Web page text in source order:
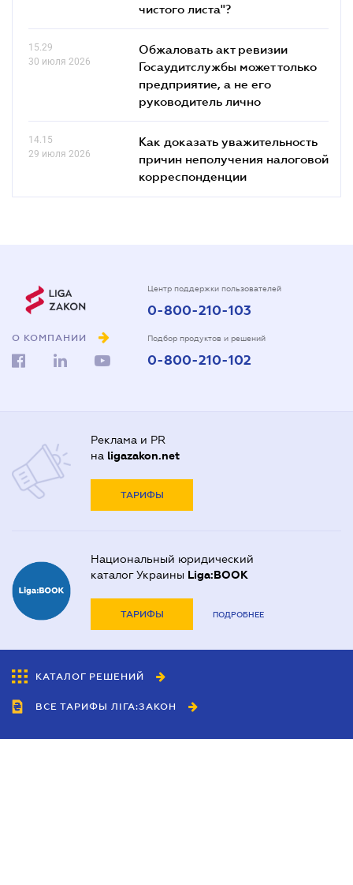
чистого листа"?
15.29
30 июля 2026
Обжаловать акт ревизии
Госаудитслужбы может только
предприятие, а не его
руководитель лично
14.15
29 июля 2026
Как доказать уважительность
причин неполучения налоговой
корреспонденции
О КОМПАНИИ
Центр поддержки пользователей
0-800-210-103
Подбор продуктов и решений
0-800-210-102
Реклама и PR
на ligazakon.net
ТАРИФЫ
Национальный юридический
каталог Украины Liga:BOOK
ТАРИФЫ ПОДРОБНЕЕ
КАТАЛОГ РЕШЕНИЙ
ВСЕ ТАРИФЫ ЛІГА:ЗАКОН